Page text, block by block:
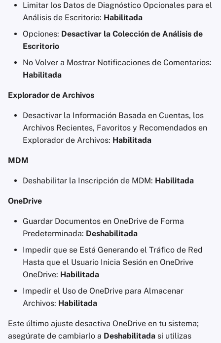
Limitar los Datos de Diagnóstico Opcionales para el
Análisis de Escritorio: Habilitada
Opciones: Desactivar la Colección de Análisis de
Escritorio
No Volver a Mostrar Notificaciones de Comentarios:
Habilitada
Explorador de Archivos
Desactivar la Información Basada en Cuentas, los
Archivos Recientes, Favoritos y Recomendados en
Explorador de Archivos: Habilitada
MDM
Deshabilitar la Inscripción de MDM: Habilitada
OneDrive
Guardar Documentos en OneDrive de Forma
Predeterminada: Deshabilitada
Impedir que se Está Generando el Tráfico de Red
Hasta que el Usuario Inicia Sesión en OneDrive
OneDrive: Habilitada
Impedir el Uso de OneDrive para Almacenar
Archivos: Habilitada
Este último ajuste desactiva OneDrive en tu sistema;
asegúrate de cambiarlo a Deshabilitada si utilizas